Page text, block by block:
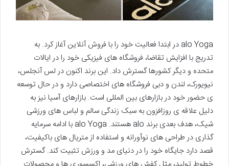
alo Yoga در ابتدا فعالیت خود را با فروش آنلاین آغاز کرد. به
تدریج با افزایش تقاضا، فروشگاه های فیزیکی خود را در ایالات
متحده و دیگر کشورها گسترش داد. این برند اکنون در لس آنجلس،
نیویورک، لندن و دبی فروشگاه های اختصاصی دارد و در حال توسعه
ی حضور خود در بازارهای بین المللی است. بازارهای آسیا نیز به
دلیل علاقه ی روزافزون به سبک زندگی سالم و لباس های ورزشی
شیک، هدف بعدی برند alo هستند. alo Yoga با ادامه سرمایه
گذاری در طراحی های نوآورانه و استفاده از متریال های باکیفیت،
قصد دارد جایگاه خود را در دنیای مد و ورزش تثبیت کند. گسترش